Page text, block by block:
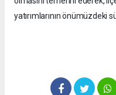
yatırımlarının önümüzdeki